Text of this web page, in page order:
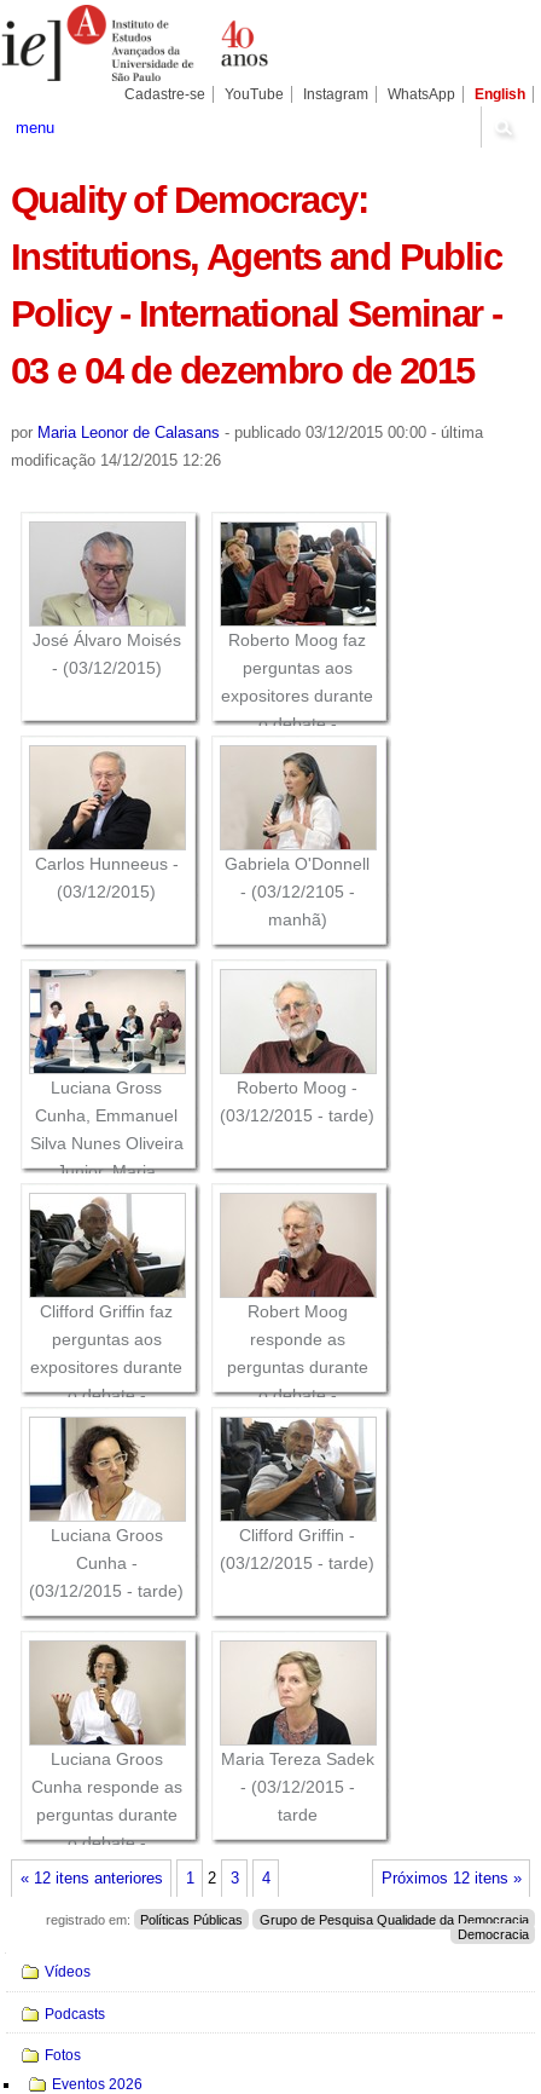
para
conteúdo.
Pessoais
Cadastre-se YouTube Instagram WhatsApp English
menu
Quality of Democracy:
Institutions, Agents and Public
Policy - International Seminar -
03 e 04 de dezembro de 2015
por Maria Leonor de Calasans - publicado03/12/2015 00:00 - última
modificação14/12/2015 12:26
José Álvaro Moisés
- (03/12/2015)
Roberto Moog faz
perguntas aos
expositores durante
o debate -
(03/12/2105)
Carlos Hunneeus -
(03/12/2015)
Gabriela O'Donnell
- (03/12/2105 -
manhã)
Luciana Gross
Cunha, Emmanuel
Silva Nunes Oliveira
Junior, Maria
Tereza Sadek e
Robert Moog -
(03/12/2015 - tarde)
Roberto Moog -
(03/12/2015 - tarde)
Clifford Griffin faz
perguntas aos
expositores durante
o debate -
(03/12/2015 - tarde)
Robert Moog
responde as
perguntas durante
o debate -
(03/12/2015 - tarde)
Luciana Groos
Cunha -
(03/12/2015 - tarde)
Clifford Griffin -
(03/12/2015 - tarde)
Luciana Groos
Cunha responde as
perguntas durante
o debate -
(03/12/2015 - tarde)
Maria Tereza Sadek
- (03/12/2015 -
tarde
« 12 itens anteriores Próximos 12 itens »
1 2 3 4
registrado em: Políticas Públicas
Grupo de Pesquisa Qualidade da Democracia
Democracia
Navegação
Vídeos
Podcasts
Fotos
Eventos 2026